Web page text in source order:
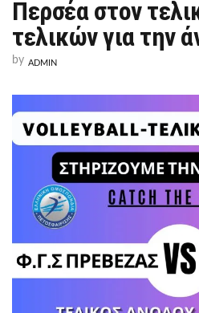
Περσέα στον
τελικών για την
by ADMIN